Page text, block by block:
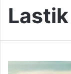
Lastik